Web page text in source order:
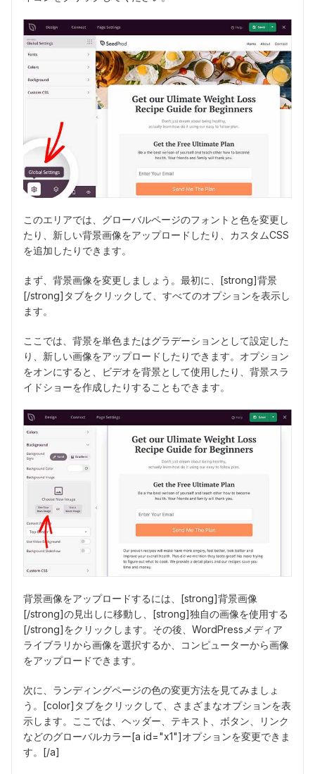
このエリアでは、グローバルページのフォントと色を変更し
たり、新しい背景画像をアップロードしたり、カスタムCSS
を追加したりできます。
まず、背景画像を変更しましょう。最初に、[strong]背景
[/strong]タブをクリックして、すべてのオプションを表示し
ます。
ここでは、背景を単色またはグラデーションとして設定した
り、新しい画像をアップロードしたりできます。オプション
をオンにすると、ビデオを背景として使用したり、背景スラ
イドショーを作成したりすることもできます。
背景画像をアップロードするには、[strong]背景画像
[/strong]の見出しに移動し、[strong]独自の画像を使用する
[/strong]をクリックします。その後、WordPressメディア
ライブラリから画像を選択するか、コンピューターから画像
をアップロードできます。
次に、ランディングページの色の変更方法を見てみましょ
う。[color]タブをクリックして、さまざまなオプションを表
示します。ここでは、ヘッダー、テキスト、ボタン、リンク
などのグローバルカラー[a id="x1"]オプションを変更できま
す。[/a]